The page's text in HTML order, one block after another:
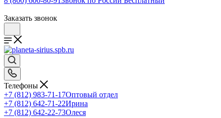
Заказать звонок
Телефоны
+7 (812) 983-71-17Оптовый отдел
+7 (812) 642-71-22Ирина
+7 (812) 642-22-73Олеся